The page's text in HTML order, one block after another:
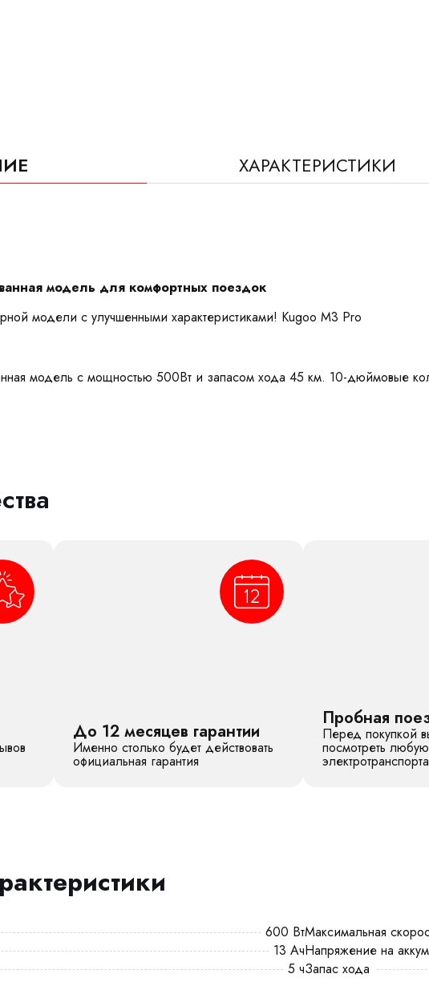
ХАРАКТЕРИСТИКИ
модель для комфортных поездок
модели с улучшенными характеристиками! Kugoo M3 Pro
модель с мощностью 500Вт и запасом хода 45 км. 10-дюймовые
До 12 месяцев гарантии
Именно столько будет действовать
официальная гарантия
Пробная
Перед покупкой
посмотреть
электротранспорта
600 ВтМаксимальная
13 АчНапряжение на
5 чЗапас хода